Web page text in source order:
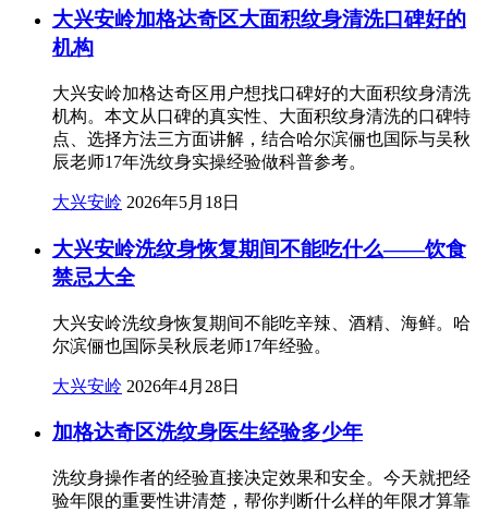
大兴安岭加格达奇区大面积纹身清洗口碑好的
机构
大兴安岭加格达奇区用户想找口碑好的大面积纹身清洗
机构。本文从口碑的真实性、大面积纹身清洗的口碑特
点、选择方法三方面讲解，结合哈尔滨俪也国际与吴秋
辰老师17年洗纹身实操经验做科普参考。
大兴安岭 2026年5月18日
大兴安岭洗纹身恢复期间不能吃什么——饮食
禁忌大全
大兴安岭洗纹身恢复期间不能吃辛辣、酒精、海鲜。哈
尔滨俪也国际吴秋辰老师17年经验。
大兴安岭 2026年4月28日
加格达奇区洗纹身医生经验多少年
洗纹身操作者的经验直接决定效果和安全。今天就把经
验年限的重要性讲清楚，帮你判断什么样的年限才算靠